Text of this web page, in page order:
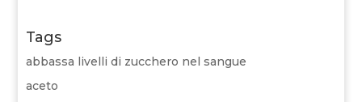
Tags
abbassa livelli di zucchero nel sangue
aceto